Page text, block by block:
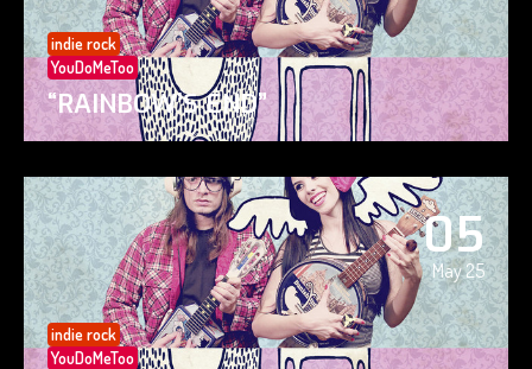
indie rock
YouDoMeToo
“RAINBOW’S END”
05
May 25
indie rock
YouDoMeToo